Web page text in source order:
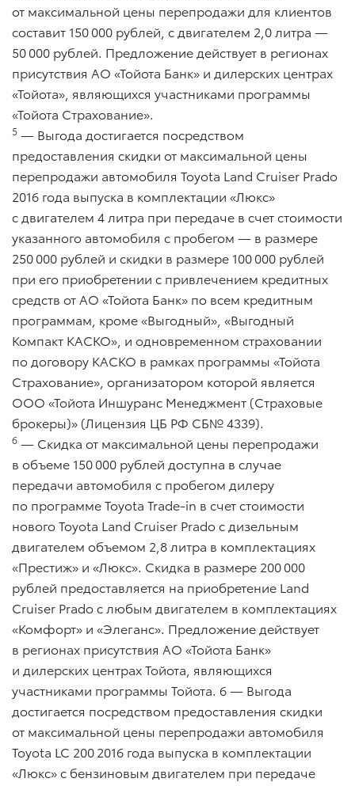
от максимальной цены перепродажи для клиентов
составит 150 000 рублей, с двигателем 2,0 литра —
50 000 рублей. Предложение действует в регионах
присутствия АО «Тойота Банк» и дилерских центрах
«Тойота», являющихся участниками программы
«Тойота Страхование».
5 — Выгода достигается посредством
предоставления скидки от максимальной цены
перепродажи автомобиля Toyota Land Cruiser Prado
2016 года выпуска в комплектации «Люкс»
с двигателем 4 литра при передаче в счет стоимости
указанного автомобиля с пробегом — в размере
250 000 рублей и скидки в размере 100 000 рублей
при его приобретении с привлечением кредитных
средств от АО «Тойота Банк» по всем кредитным
программам, кроме «Выгодный», «Выгодный
Компакт КАСКО», и одновременном страховании
по договору КАСКО в рамках программы «Тойота
Страхование», организатором которой является
ООО «Тойота Иншуранс Менеджмент (Страховые
брокеры)» (Лицензия ЦБ РФ СБ№ 4339).
6 — Скидка от максимальной цены перепродажи
в объеме 150 000 рублей доступна в случае
передачи автомобиля с пробегом дилеру
по программе Toyota Trade-in в счет стоимости
нового Toyota Land Cruiser Prado с дизельным
двигателем объемом 2,8 литра в комплектациях
«Престиж» и «Люкс». Скидка в размере 200 000
рублей предоставляется на приобретение Land
Cruiser Prado с любым двигателем в комплектациях
«Комфорт» и «Элеганс». Предложение действует
в регионах присутствия АО «Тойота Банк»
и дилерских центрах Тойота, являющихся
участниками программы Тойота. 6 — Выгода
достигается посредством предоставления скидки
от максимальной цены перепродажи автомобиля
Toyota LC 200 2016 года выпуска в комплектации
«Люкс» с бензиновым двигателем при передаче